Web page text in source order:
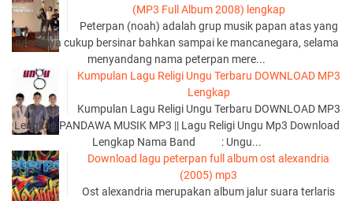
(MP3 Full Album 2008) lengkap
Peterpan (noah) adalah grup musik papan atas yang
namanya cukup bersinar bahkan sampai ke mancanegara, selama
menyandang nama peterpan mere...
Kumpulan Lagu Religi Ungu Terbaru DOWNLOAD MP3
Lengkap
Kumpulan Lagu Religi Ungu Terbaru DOWNLOAD MP3
Lengkap PANDAWA MUSIK MP3 || Lagu Religi Ungu Mp3 Download
Lengkap Nama Band : Ungu...
Download lagu peterpan full album ost alexandria
(2005) mp3
Ost alexandria merupakan album jalur suara terlaris